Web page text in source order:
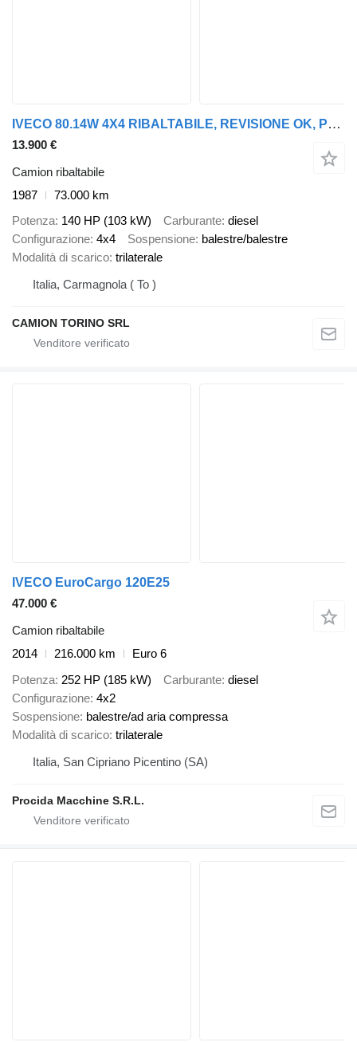
IVECO 80.14W 4X4 RIBALTABILE, REVISIONE OK, PERFETTO!!!
13.900 €
Camion ribaltabile
1987
73.000 km
Potenza 140 HP (103 kW) Carburante diesel
Configurazione 4x4 Sospensione balestre/balestre
Modalità di scarico trilaterale
Italia, Carmagnola ( To )
CAMION TORINO SRL
IVECO EuroCargo 120E25
47.000 €
Camion ribaltabile
2014
216.000 km
Euro 6
Potenza 252 HP (185 kW) Carburante diesel
Configurazione 4x2
Sospensione balestre/ad aria compressa
Modalità di scarico trilaterale
Italia, San Cipriano Picentino (SA)
Procida Macchine S.R.L.